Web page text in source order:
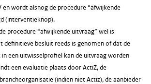
en wordt alsnog de procedure “afwijkende
(interventieknop).
procedure “afwijkende uitvraag” wel is
definitieve besluit reeds is genomen of dat de
in een uitwisselprofiel kan de uitvraag worden
een evaluatie plaats door ActiZ, de
(indien niet Actiz), de aanbieder